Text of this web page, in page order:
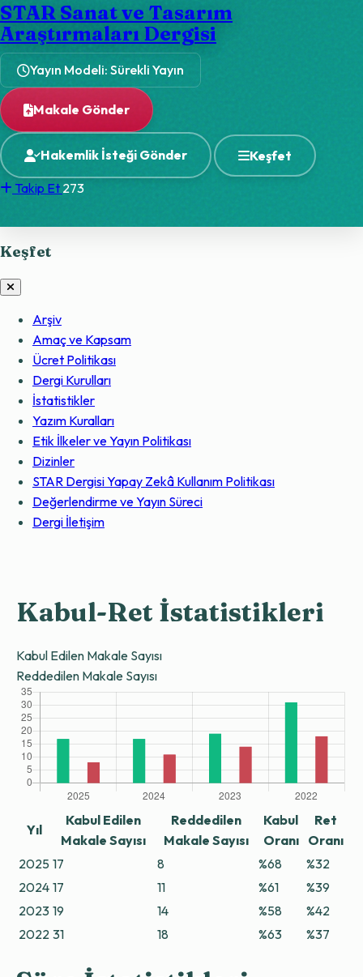
STAR Sanat ve Tasarım
Araştırmaları Dergisi
Yayın Modeli: Sürekli Yayın
Makale Gönder
Hakemlik İsteği Gönder Keşfet
Takip Et 273
Keşfet
Arşiv
Amaç ve Kapsam
Ücret Politikası
Dergi Kurulları
İstatistikler
Yazım Kuralları
Etik İlkeler ve Yayın Politikası
Dizinler
STAR Dergisi Yapay Zekâ Kullanım Politikası
Değerlendirme ve Yayın Süreci
Dergi İletişim
Kabul-Ret İstatistikleri
Kabul Edilen Makale Sayısı
Reddedilen Makale Sayısı
Yıl
Kabul Edilen
Makale Sayısı
Reddedilen
Makale Sayısı
Kabul
Oranı
Ret
Oranı
2025 17 8 %68
%32
2024 17 11 %61
%39
2023 19 14 %58
%42
2022 31 18 %63 %37